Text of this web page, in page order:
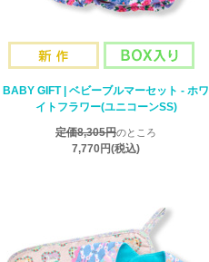
BABY GIFT | ベビーブルマーセット - ホワ
イトフラワー(ユニコーンSS)
定価8,305円のところ
7,770円(税込)